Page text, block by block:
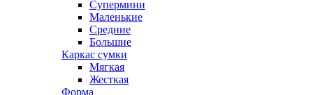
Супермини
Маленькие
Средние
Большие
Каркас сумки
Мягкая
Жесткая
Форма